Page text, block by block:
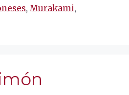
,Murakami,